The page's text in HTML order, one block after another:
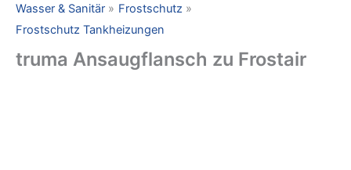
Wasser & Sanitär
Frostschutz
Frostschutz Tankheizungen
truma Ansaugflansch zu Frostair